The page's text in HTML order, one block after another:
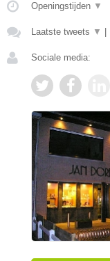
Openingstijden ▼
Laatste tweets ▼
Sociale media: